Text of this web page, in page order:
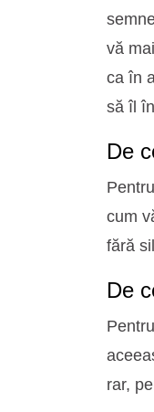
vă
ca în
să îl
De
cum
fără
De
rar,